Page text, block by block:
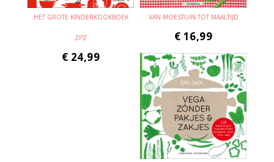
HET GROTE KINDERKOOKBOEK
ZPZ
€ 24,99
VAN MOESTUIN TOT MAALTIJD
€ 16,99